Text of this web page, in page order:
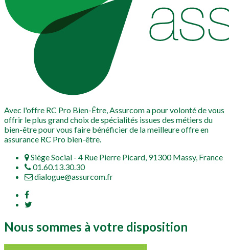
Avec l'offre RC Pro Bien-Être, Assurcom a pour volonté de vous
offrir le plus grand choix de spécialités issues des métiers du
bien-être pour vous faire bénéficier de la meilleure offre en
assurance RC Pro bien-être.
Siège Social - 4 Rue Pierre Picard, 91300 Massy, France
01.60.13.30.30
dialogue@assurcom.fr
Nous sommes à votre disposition